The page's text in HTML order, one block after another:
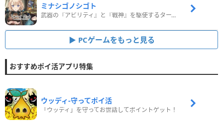
ミナシゴノシゴト
武器の『アビリティ』と『戦神』を駆使するターン制コマンドバトルRPG！
PCゲームをもっと見る
おすすめポイ活アプリ特集
ウッディ‐守ってポイ活
「ウッディ」を守ってお世話してポイントゲット！